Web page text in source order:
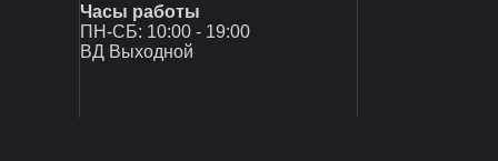
Часы работы
ПН-СБ: 10:00 - 19:00
ВД Выходной